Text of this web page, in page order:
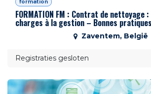
formation
FORMATION FM : Contrat de nettoyage
charges à la gestion – Bonnes pratiques
Zaventem, België
Registraties gesloten